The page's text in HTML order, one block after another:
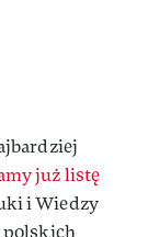
już listę
i Wiedzy
polskich